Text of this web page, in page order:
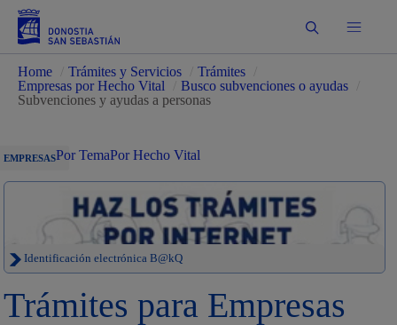
Buscar
Home Trámites y Servicios Trámites
Empresas por Hecho Vital
Busco subvenciones o ayudas
Subvenciones y ayudas a personas
EMPRESASPor TemaPor Hecho Vital
Identificación electrónica B@kQ
Trámites para Empresas